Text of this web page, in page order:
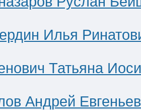
Илья
Татьяна
Андрей